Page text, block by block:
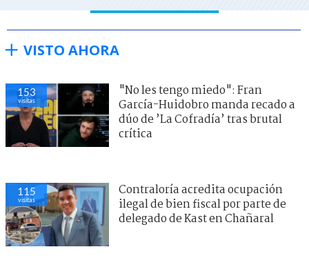
VISTO AHORA
153
visitas
"No les tengo miedo": Fran
García-Huidobro manda recado a
dúo de ’La Cofradía’ tras brutal
crítica
115
visitas
Contraloría acredita ocupación
ilegal de bien fiscal por parte de
delegado de Kast en Chañaral